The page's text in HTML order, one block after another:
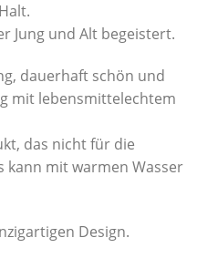
Jung und Alt begeistert.
dauerhaft schön und
mit lebensmittelechtem
das nicht für die
kann mit warmen Wasser
Design.